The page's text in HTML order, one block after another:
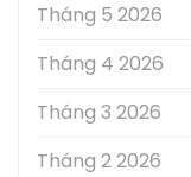
Tháng 5 2026
Tháng 4 2026
Tháng 3 2026
Tháng 2 2026